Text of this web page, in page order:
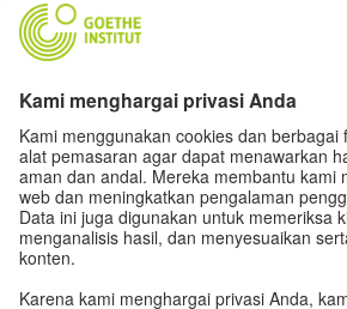
Situs web lainnya
Latihan bahasa Jerman secara
Kursus bahasa Jerman dari
Portal guru “Deutschstunde”
Privasi dan Aksesibilitas